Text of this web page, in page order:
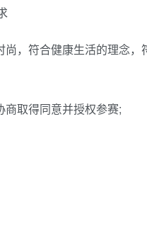
，符合健康生活的理念，
取得同意并授权参赛;